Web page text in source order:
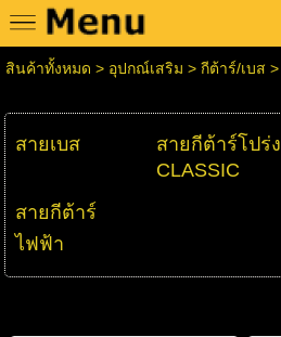
สินค้าทั้งหมด > อุปกณ์เสริม > กีต้าร์/เบส >
สายเบส
สายกีต้าร์โปร่ง
CLASSIC
สายกีต้าร์
ไฟฟ้า